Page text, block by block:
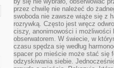
przez chwilę nie należeć do
swoboda nie zawsze wiąże się z
rozrywką. Często jest wręcz
ciszy, anonimowości i możliwości
obserwatorem. W świecie, w
czasu spędza się według
spacer po mieście może stać się
odzyskiwania siebie.